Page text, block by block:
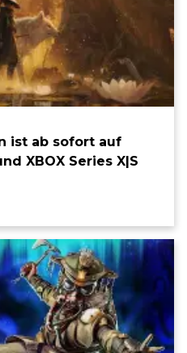
ist ab sofort auf
XBOX Series X|S